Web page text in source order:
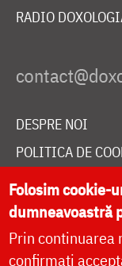
RADIO
DESPRE NOI
POLITICA DE
DONEAZĂ
LIVE
Folosim cookie-
dumneavoastră
Prin continuarea
confirmați